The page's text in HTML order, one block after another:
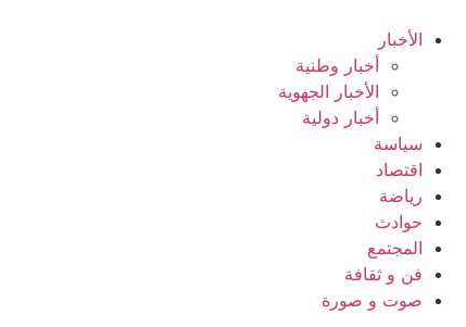
الأخبار
أخبار وطنية
الأخبار الجهوية
أخبار دولية
سياسة
اقتصاد
رياضة
حوادث
المجتمع
فن و ثقافة
صوت و صورة